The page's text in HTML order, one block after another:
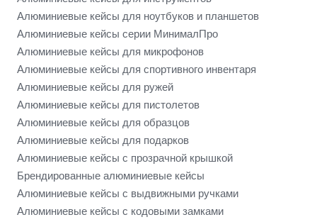
Алюминиевые кейсы для ноутбуков и планшетов
Алюминиевые кейсы серии МинималПро
Алюминиевые кейсы для микрофонов
Алюминиевые кейсы для спортивного инвентаря
Алюминиевые кейсы для ружей
Алюминиевые кейсы для пистолетов
Алюминиевые кейсы для образцов
Алюминиевые кейсы для подарков
Алюминиевые кейсы с прозрачной крышкой
Брендированные алюминиевые кейсы
Алюминиевые кейсы с выдвижными ручками
Алюминиевые кейсы с кодовыми замками